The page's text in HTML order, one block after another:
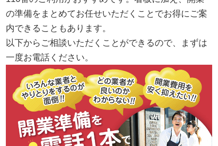
の準備をまとめてお任せいただくことでお得にご案
内できることもあります。
以下からご相談いただくことができるので、まずは
一度お電話ください。